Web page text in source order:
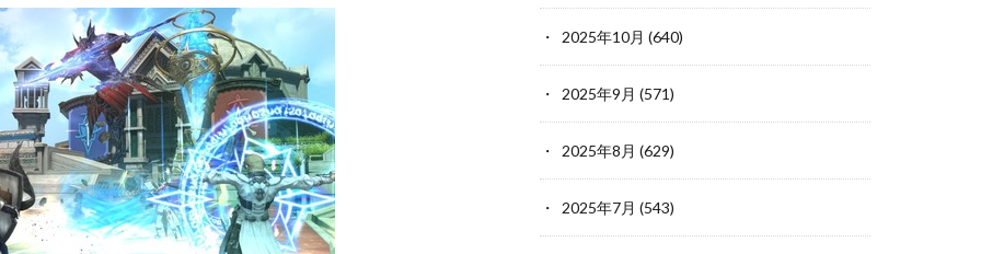
2025年10月 (640)
2025年9月 (571)
2025年8月 (629)
2025年7月 (543)